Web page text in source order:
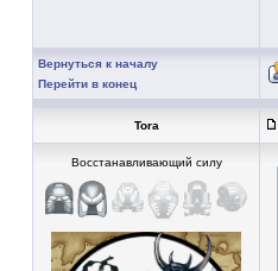
Вернуться к началу
Перейти в конец
Tora
Восстанавливающий силу